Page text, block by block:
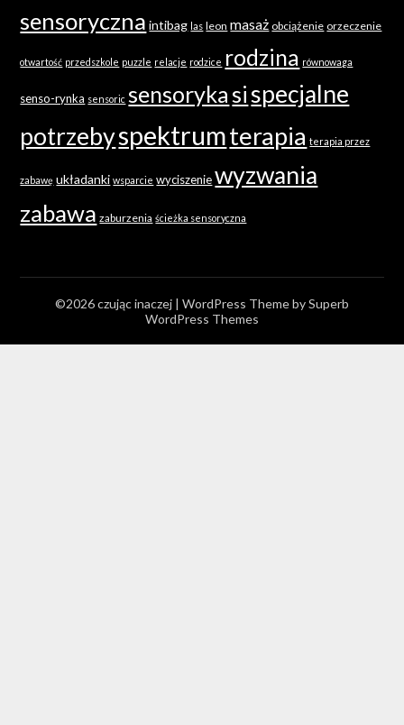
sensoryczna intibag las leon masaż obciążenie orzeczenie
otwartość przedszkole puzzle relacje rodzice rodzina równowaga
senso-rynka sensoric sensorykasispecjalne
potrzebyspektrumterapia terapia przez
zabawę układanki wsparcie wyciszenie wyzwania
zabawa zaburzenia ścieżka sensoryczna
©2026 czując inaczej | WordPress Theme bySuperb
WordPress Themes